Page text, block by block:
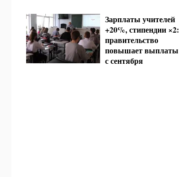
Зарплаты учителей
+20%, стипендии ×2:
правительство
повышает выплаты
с сентября